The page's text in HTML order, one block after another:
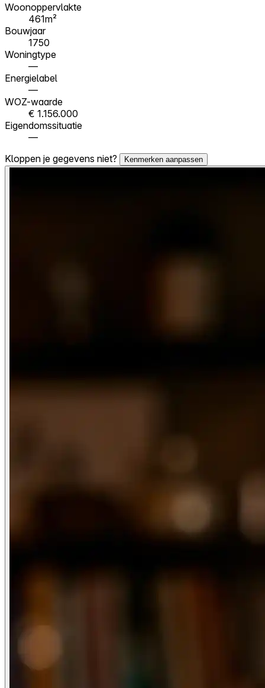
Woonoppervlakte
461m²
Bouwjaar
1750
Woningtype
—
Energielabel
—
WOZ-waarde
€ 1.156.000
Eigendomssituatie
—
Kloppen je gegevens niet?
Kenmerken aanpassen